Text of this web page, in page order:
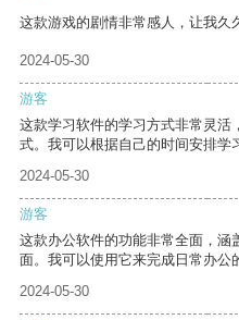
这款游戏的剧情非常感人，让我久
2024-05-30
游客
这款学习软件的学习方式非常灵活
式。我可以根据自己的时间安排学
2024-05-30
游客
这款办公软件的功能非常全面，涵
面。我可以使用它来完成日常办公
2024-05-30